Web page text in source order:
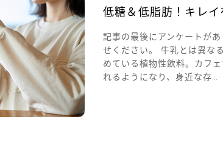
低糖＆低脂肪！キレ
記事の最後にアンケートが
せください。 牛乳とは異な
めている植物性飲料。カフ
れるようになり、身近な存…